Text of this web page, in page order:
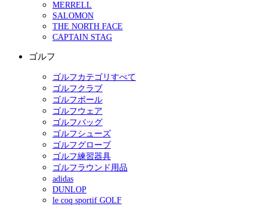
MERRELL
SALOMON
THE NORTH FACE
CAPTAIN STAG
ゴルフ
ゴルフカテゴリすべて
ゴルフクラブ
ゴルフボール
ゴルフウェア
ゴルフバッグ
ゴルフシューズ
ゴルフグローブ
ゴルフ練習器具
ゴルフラウンド用品
adidas
DUNLOP
le coq sportif GOLF